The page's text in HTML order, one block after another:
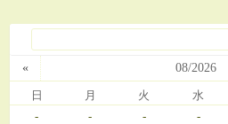
« 08/2026
日 月 火 水
- - - -